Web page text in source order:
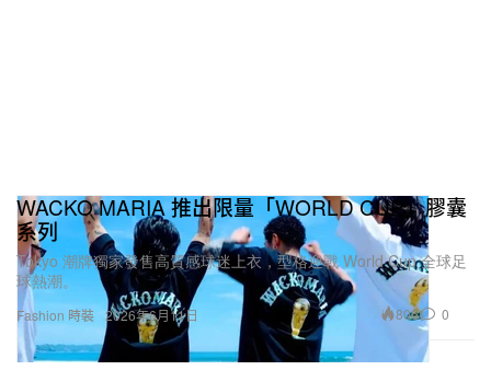
Fashion 時裝
WACKO MARIA 推出限量「WORLD CUP」膠囊
系列
Tokyo 潮牌獨家發售高質感球迷上衣，型格迎戰 World Cup 全球足
球熱潮。
2026年6月11日 806 0